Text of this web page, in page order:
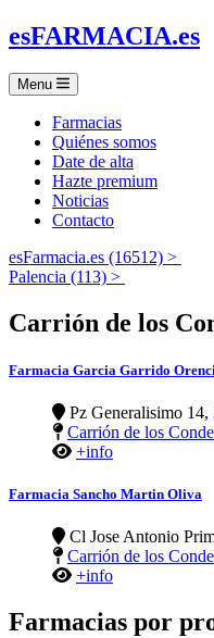
esFARMACIA.es
Menu
Farmacias
Quiénes somos
Date de alta
Hazte premium
Noticias
Contacto
esFarmacia.es (16512) >
Palencia (113) >
Carrión de los
Farmacia Garcia Garrido
Pz Generalisimo 14,
Carrión de los
+info
Farmacia Sancho Martin Oliva
Cl Jose Antonio
Carrión de los
+info
Farmacias por